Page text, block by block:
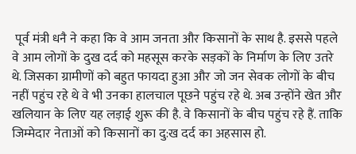
पूर्व मंत्री धनै ने कहा कि वे आम जनता और किसानों के साथ है. इससे पहले
वे आम लोगों के दुख दर्द को महसूस करके सड़कों के निर्माण के लिए उतरे
थे. जिसका ग्रामीणों को बहुत फायदा हुआ और जो जन सेवक लोगों के बीच
नहीं पहुंच रहे थे वे भी उनका हालचाल पूछने पहुंच रहे थे. अब उन्होंने खेत और
खलियान के लिए यह लड़ाई शुरू की है. वे किसानों के बीच पहुंच रहे हैं. ताकि
जिम्मेदार नेताओं को किसानों का दु:ख दर्द का अहसास हो.